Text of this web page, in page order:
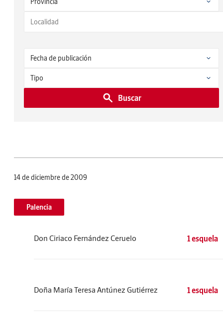
Buscar
14 de diciembre de 2009
Palencia
Don Ciriaco Fernández Ceruelo 1 esquela
Doña María Teresa Antúnez Gutiérrez 1 esquela